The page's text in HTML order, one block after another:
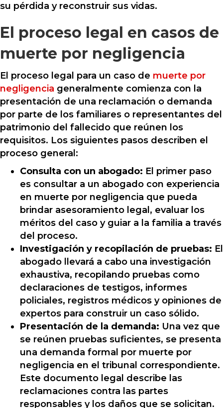
su pérdida y reconstruir sus vidas.
El proceso legal en casos de
muerte por negligencia
El proceso legal para un caso de muerte por
negligencia generalmente comienza con la
presentación de una reclamación o demanda
por parte de los familiares o representantes del
patrimonio del fallecido que reúnen los
requisitos. Los siguientes pasos describen el
proceso general:
Consulta con un abogado: El primer paso
es consultar a un abogado con experiencia
en muerte por negligencia que pueda
brindar asesoramiento legal, evaluar los
méritos del caso y guiar a la familia a través
del proceso.
Investigación y recopilación de pruebas: El
abogado llevará a cabo una investigación
exhaustiva, recopilando pruebas como
declaraciones de testigos, informes
policiales, registros médicos y opiniones de
expertos para construir un caso sólido.
Presentación de la demanda: Una vez que
se reúnen pruebas suficientes, se presenta
una demanda formal por muerte por
negligencia en el tribunal correspondiente.
Este documento legal describe las
reclamaciones contra las partes
responsables y los daños que se solicitan.